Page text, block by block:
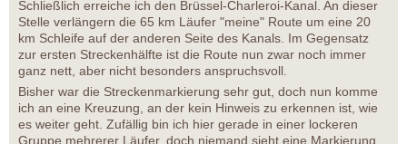
Schließlich erreiche ich den Brüssel-Charleroi-Kanal. An dieser
Stelle verlängern die 65 km Läufer "meine" Route um eine 20
km Schleife auf der anderen Seite des Kanals. Im Gegensatz
zur ersten Streckenhälfte ist die Route nun zwar noch immer
ganz nett, aber nicht besonders anspruchsvoll.
Bisher war die Streckenmarkierung sehr gut, doch nun komme
ich an eine Kreuzung, an der kein Hinweis zu erkennen ist, wie
es weiter geht. Zufällig bin ich hier gerade in einer lockeren
Gruppe mehrerer Läufer, doch niemand sieht eine Markierung.